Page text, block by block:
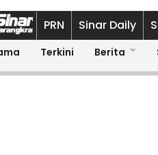
PRN Sinar Daily
Terkini Berita